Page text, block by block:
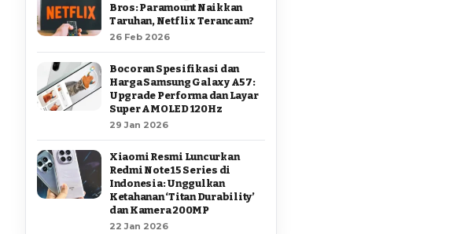
Bros: Paramount Naikkan
Taruhan, Netflix Terancam?
26 Feb 2026
Bocoran Spesifikasi dan
Harga Samsung Galaxy A57:
Upgrade Performa dan Layar
Super AMOLED 120Hz
29 Jan 2026
Xiaomi Resmi Luncurkan
Redmi Note 15 Series di
Indonesia: Unggulkan
Ketahanan ‘Titan Durability’
dan Kamera 200MP
22 Jan 2026